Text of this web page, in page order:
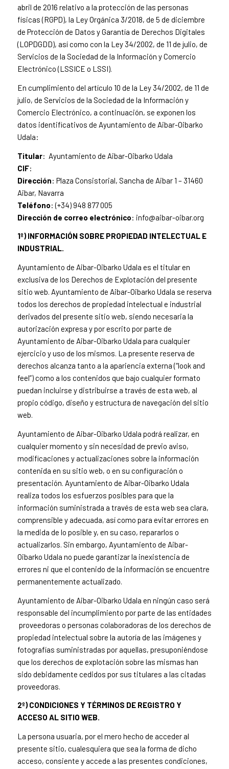
abril de 2016 relativo a la protección de las personas
físicas (RGPD), la Ley Orgánica 3/2018, de 5 de diciembre
de Protección de Datos y Garantía de Derechos Digitales
(LOPDGDD), así como con la Ley 34/2002, de 11 de julio, de
Servicios de la Sociedad de la Información y Comercio
Electrónico (LSSICE o LSSI).
En cumplimiento del artículo 10 de la Ley 34/2002, de 11 de
julio, de Servicios de la Sociedad de la Información y
Comercio Electrónico, a continuación, se exponen los
datos identificativos de Ayuntamiento de Aibar-Oibarko
Udala:
Titular: Ayuntamiento de Aibar-Oibarko Udala
CIF:
Dirección: Plaza Consistorial, Sancha de Aibar 1 – 31460
Aibar, Navarra
Teléfono: (+34) 948 877 005
Dirección de correo electrónico: info@aibar-oibar.org
1º) INFORMACIÓN SOBRE PROPIEDAD INTELECTUAL E
INDUSTRIAL.
Ayuntamiento de Aibar-Oibarko Udala es el titular en
exclusiva de los Derechos de Explotación del presente
sitio web. Ayuntamiento de Aibar-Oibarko Udala se reserva
todos los derechos de propiedad intelectual e industrial
derivados del presente sitio web, siendo necesaria la
autorización expresa y por escrito por parte de
Ayuntamiento de Aibar-Oibarko Udala para cualquier
ejercicio y uso de los mismos. La presente reserva de
derechos alcanza tanto a la apariencia externa (“look and
feel”) como a los contenidos que bajo cualquier formato
puedan incluirse y distribuirse a través de esta web, al
propio código, diseño y estructura de navegación del sitio
web.
Ayuntamiento de Aibar-Oibarko Udala podrá realizar, en
cualquier momento y sin necesidad de previo aviso,
modificaciones y actualizaciones sobre la información
contenida en su sitio web, o en su configuración o
presentación. Ayuntamiento de Aibar-Oibarko Udala
realiza todos los esfuerzos posibles para que la
información suministrada a través de esta web sea clara,
comprensible y adecuada, así como para evitar errores en
la medida de lo posible y, en su caso, repararlos o
actualizarlos. Sin embargo, Ayuntamiento de Aibar-
Oibarko Udala no puede garantizar la inexistencia de
errores ni que el contenido de la información se encuentre
permanentemente actualizado.
Ayuntamiento de Aibar-Oibarko Udala en ningún caso será
responsable del incumplimiento por parte de las entidades
proveedoras o personas colaboradoras de los derechos de
propiedad intelectual sobre la autoría de las imágenes y
fotografías suministradas por aquellas, presuponiéndose
que los derechos de explotación sobre las mismas han
sido debidamente cedidos por sus titulares a las citadas
proveedoras.
2º) CONDICIONES Y TÉRMINOS DE REGISTRO Y
ACCESO AL SITIO WEB.
La persona usuaria, por el mero hecho de acceder al
presente sitio, cualesquiera que sea la forma de dicho
acceso, consiente y accede a las presentes condiciones,